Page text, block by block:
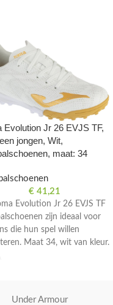
Evolution Jr 26 EVJS TF,
jongen, Wit,
maat: 34
€ 41,21
Evolution Jr 26 EVJS TF
zijn ideaal voor
die hun spel willen
Maat 34, wit van kleur.
Under Armour